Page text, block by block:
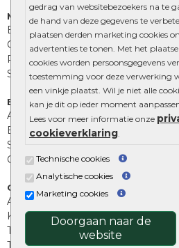
gedrag van websitebezoekers na te
de hand van deze gegevens te
plaatsen derden marketing cookies
advertenties te tonen. Met het
cookies worden persoonsgegevens
toestemming voor deze verwerking
een vinkje plaatst. Wil je niet alle
kan je dit op ieder moment
Lees voor meer informatie onze
cookieverklaring
Technische cookies
Analytische cookies
Marketing cookies
Doorgaan naar de
website
Muurelementen
Betonbielzen
Opsluitbanden
Palissades
Stapelblokken
Extra benodigdheden
Afwatering en diversen
Beplantings en betonelementen
Split, grind en zand
Oprit tegels
Overig
Aanbiedingen
Kunstgras
Tuintegels outlet